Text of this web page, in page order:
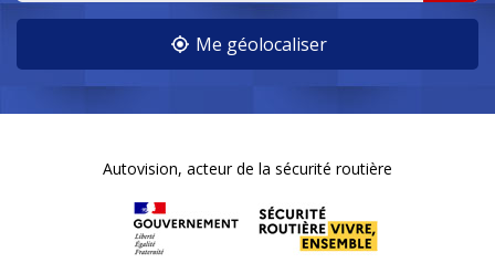
Me géolocaliser
Autovision, acteur de la sécurité routière